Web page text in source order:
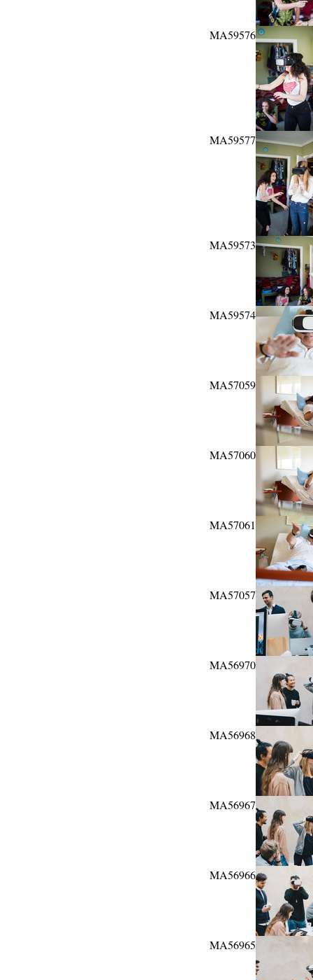
MA59576
MA59577
MA59573
MA59574
MA57059
MA57060
MA57061
MA57057
MA56970
MA56968
MA56967
MA56966
MA56965